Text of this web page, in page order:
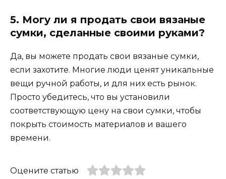
5. Могу ли я продать свои вязаные
сумки, сделанные своими руками?
Да, вы можете продать свои вязаные сумки,
если захотите. Многие люди ценят уникальные
вещи ручной работы, и для них есть рынок.
Просто убедитесь, что вы установили
соответствующую цену на свои сумки, чтобы
покрыть стоимость материалов и вашего
времени.
Оцените статью